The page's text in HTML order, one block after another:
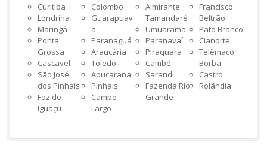
Curitiba
Londrina
Maringá
Ponta
Grossa
Cascavel
São José
dos Pinhais
Foz do
Iguaçu
Colombo
Guarapuav
a
Paranaguá
Araucária
Toledo
Apucarana
Pinhais
Campo
Largo
Almirante
Tamandaré
Umuarama
Paranavaí
Piraquara
Cambé
Sarandi
Fazenda Rio
Grande
Francisco
Beltrão
Pato Branco
Cianorte
Telêmaco
Borba
Castro
Rolândia